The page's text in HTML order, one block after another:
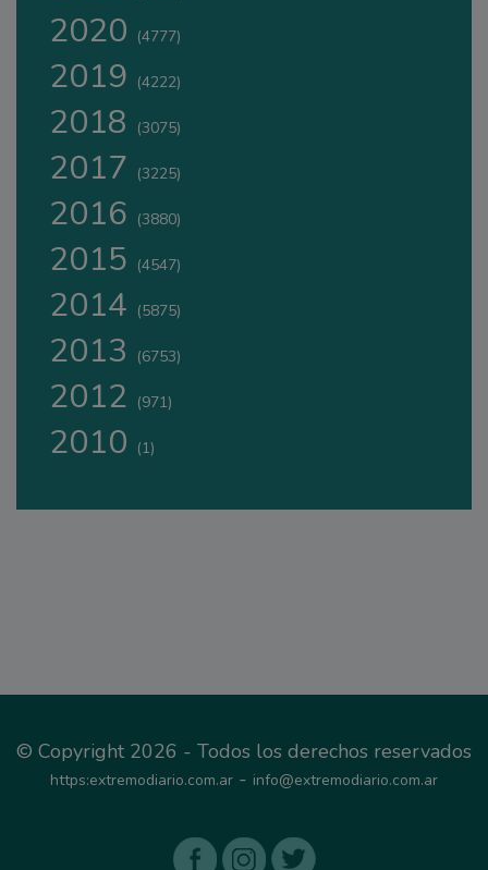
2020 (4777)
2019 (4222)
2018 (3075)
2017 (3225)
2016 (3880)
2015 (4547)
2014 (5875)
2013 (6753)
2012 (971)
2010 (1)
© Copyright 2026 - Todos los derechos reservados
https:extremodiario.com.ar - info@extremodiario.com.ar